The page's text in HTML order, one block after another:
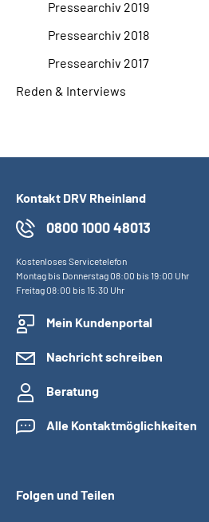
Pressearchiv 2019
Pressearchiv 2018
Pressearchiv 2017
Reden & Interviews
Kontakt DRV Rheinland
0800 1000 48013
Kostenloses Servicetelefon
Montag bis Donnerstag 08:00 bis 19:00 Uhr
Freitag 08:00 bis 15:30 Uhr
Mein Kundenportal
Nachricht schreiben
Beratung
Alle Kontaktmöglichkeiten
Folgen und Teilen